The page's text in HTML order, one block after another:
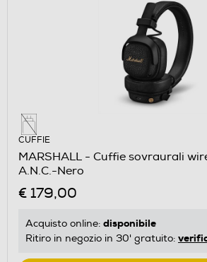
CUFFIE
MARSHALL - Cuffie sovraurali
A.N.C.-Nero
€ 179,00
Acquisto online: disponibile
Ritiro in negozio in 30' gratuito: